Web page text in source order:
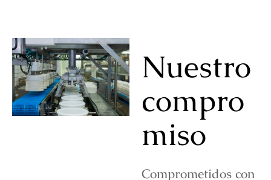
Nuestro
compro
miso
Comprometidos con